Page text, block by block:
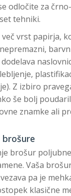
odločite za
tehniki.
vrst papirja,
Z izbiro
še bolj
znamke ali
brošur
Vaša
pa je
klasične